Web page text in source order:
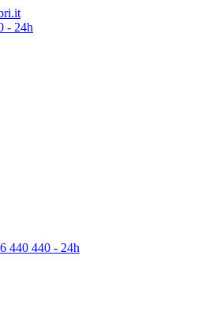
- 24h
440 440 - 24h